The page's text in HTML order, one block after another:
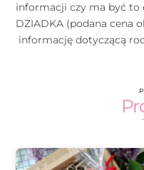
informacji czy ma być to
DZIADKA (podana cena
informację dotyczącą